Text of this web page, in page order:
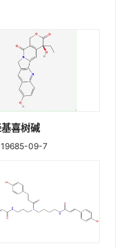
喜树碱
19685-09-7